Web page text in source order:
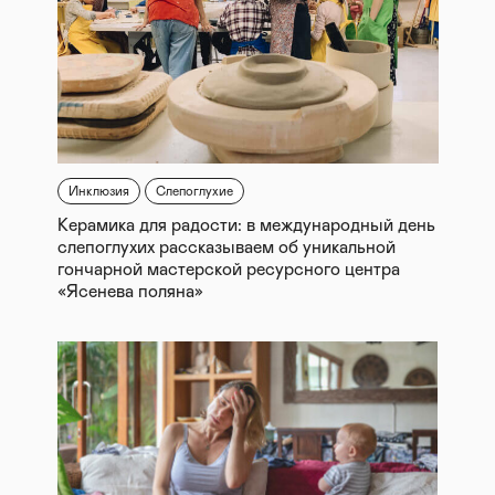
Инклюзия Слепоглухие
Керамика для радости: в международный день
слепоглухих рассказываем об уникальной
гончарной мастерской ресурсного центра
«Ясенева поляна»